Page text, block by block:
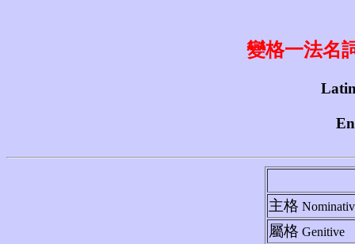
變格一法名
主格
屬格 Genitive